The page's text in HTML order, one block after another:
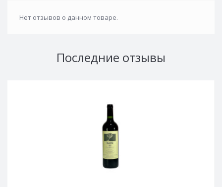
Нет отзывов о данном товаре.
Последние отзывы